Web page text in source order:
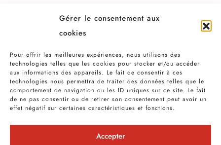
Gérer le consentement aux
cookies
Pour offrir les meilleures expériences, nous utilisons des
technologies telles que les cookies pour stocker et/ou accéder
aux informations des appareils. Le fait de consentir à ces
technologies nous permettra de traiter des données telles que le
comportement de navigation ou les ID uniques sur ce site. Le fait
de ne pas consentir ou de retirer son consentement peut avoir un
effet négatif sur certaines caractéristiques et fonctions.
Accepter
UNE QUESTION CONCERNANT VOTRE
CONTACTEZ NOUS
06 24 22 14 47 ● 60 avenue Honoré Serres